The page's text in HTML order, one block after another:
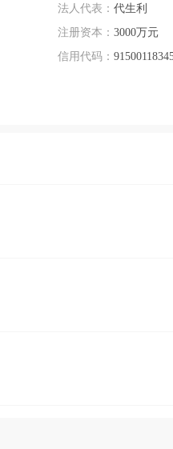
法人代表： 代生利
注册资本： 3000万元
信用代码：